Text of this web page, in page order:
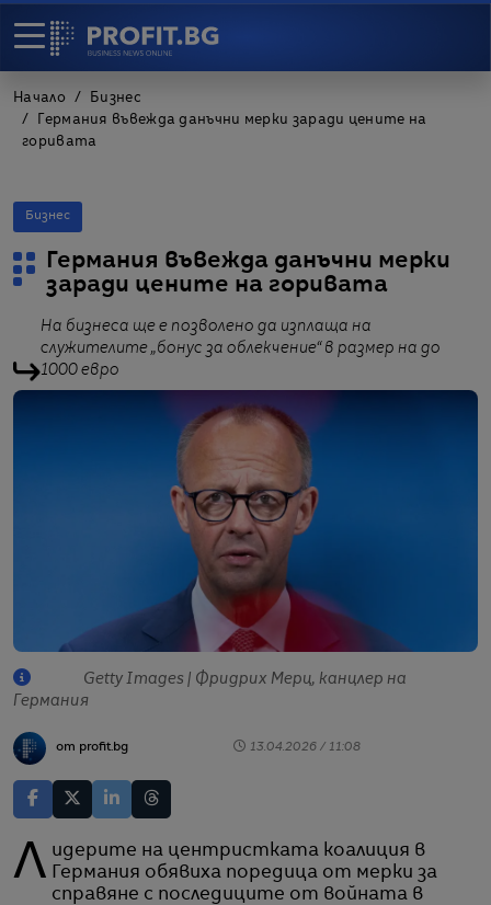
Начало
Бизнес
Германия въвежда данъчни мерки заради цените на
горивата
Бизнес
Германия въвежда данъчни мерки
заради цените на горивата
На бизнеса ще е позволено да изплаща на
служителите „бонус за облекчение“ в размер на до
1000 евро
Getty Images | Фридрих Мерц, канцлер на
Германия
от profit.bg 13.04.2026 / 11:08
Лидерите на центристката коалиция в
Германия обявиха поредица от мерки за
справяне с последиците от войната в